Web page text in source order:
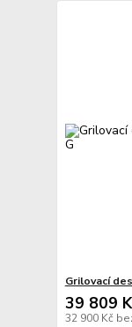
Grilovací
39 809
32 900 Kč